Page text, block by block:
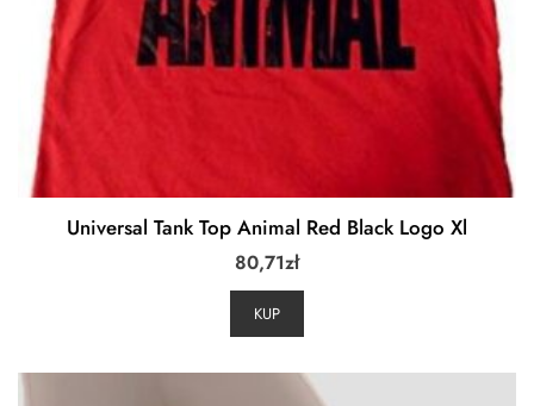
Universal Tank Top Animal Red Black Logo Xl
80,71zł
KUP